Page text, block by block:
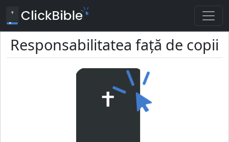
Responsabilitatea faţă de copii